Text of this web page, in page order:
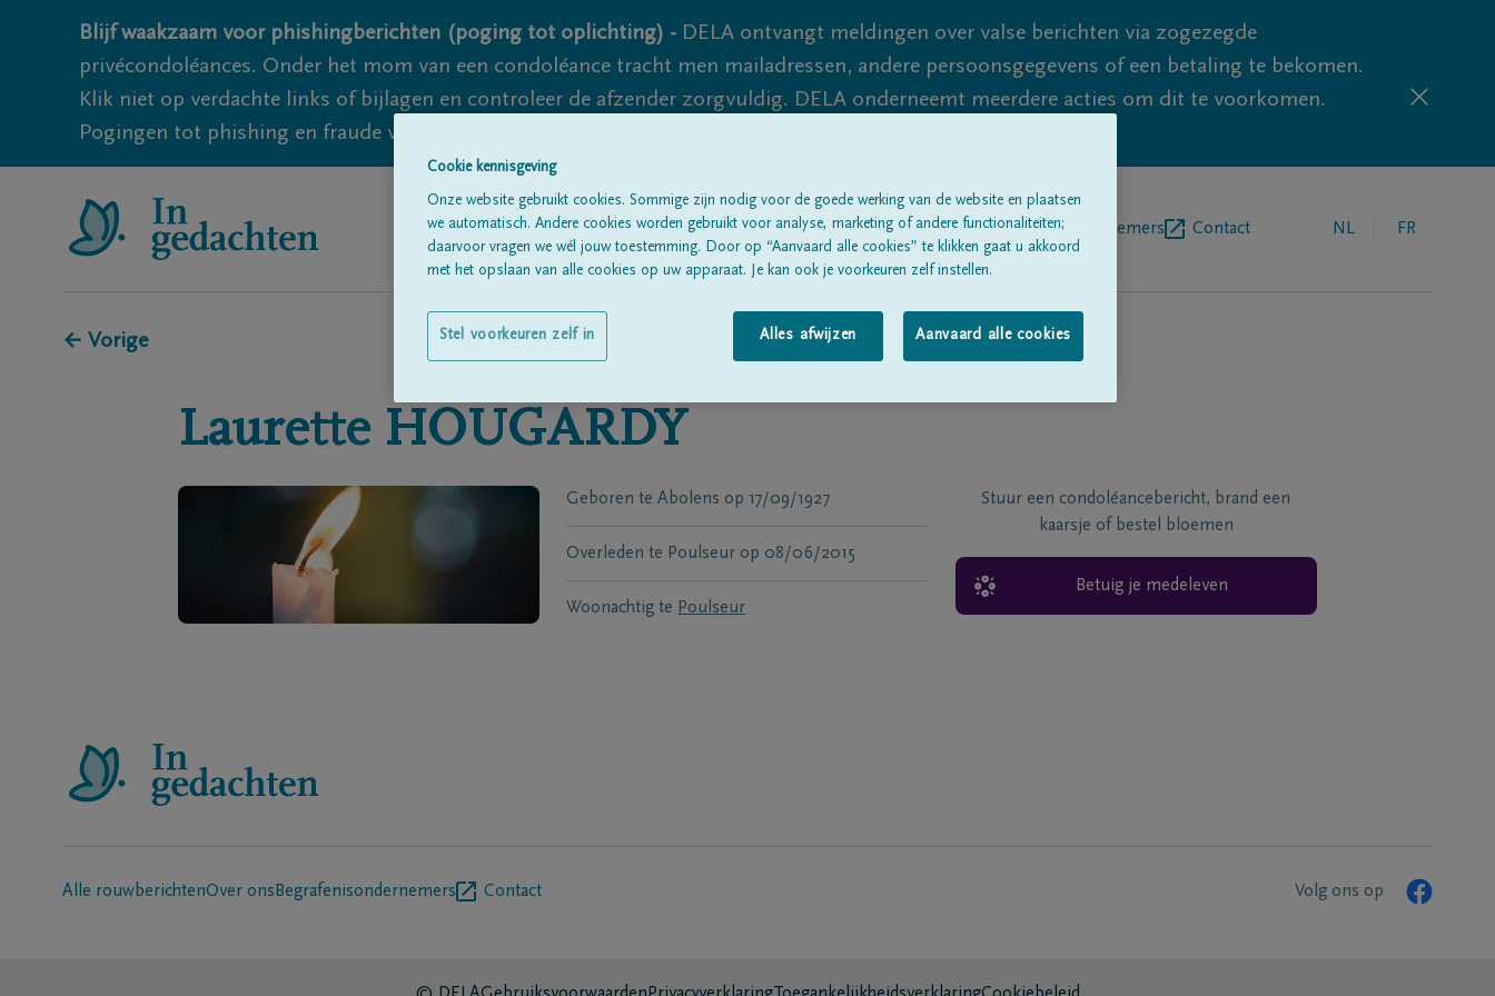
Blijf waakzaam voor phishingberichten (poging tot oplichting) - DELA ontvangt meldingen over valse berichten via zogezegde
privécondoléances. Onder het mom van een condoléance tracht men mailadressen, andere persoonsgegevens of een betaling te bekomen.
Klik niet op verdachte links of bijlagen en controleer de afzender zorgvuldig. DELA onderneemt meerdere acties om dit te voorkomen.
Pogingen tot phishing en fraude vallen echter nooit volledig uit te sluiten, dus blijf waakzaam.
Alle rouwberichten Over onsBegrafenisondernemers Contact NL FR
← Vorige
Laurette HOUGARDY
Geboren te Abolens op 17/09/1927
Overleden te Poulseur op 08/06/2015
Woonachtig te Poulseur
Stuur een condoléancebericht, brand een
kaarsje of bestel bloemen
Betuig je medeleven
Alle rouwberichtenOver ons Begrafenisondernemers Contact Volg ons op
Cookie kennisgeving
Onze website gebruikt cookies. Sommige zijn nodig voor de goede werking van de website en plaatsen
we automatisch. Andere cookies worden gebruikt voor analyse, marketing of andere functionaliteiten;
daarvoor vragen we wél jouw toestemming. Door op “Aanvaard alle cookies” te klikken gaat u akkoord
met het opslaan van alle cookies op uw apparaat. Je kan ook je voorkeuren zelf instellen.
Alles afwijzen Aanvaard alle cookies
Stel voorkeuren zelf in